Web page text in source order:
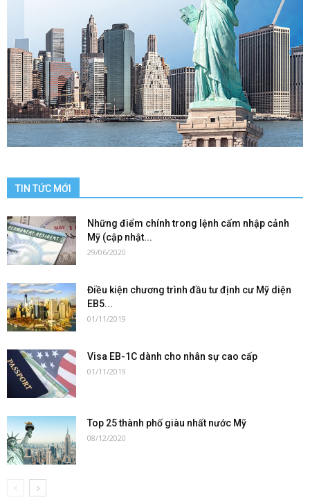
TIN TỨC MỚI
Những điểm chính trong lệnh cấm nhập cảnh
Mỹ (cập nhật...
29/06/2020
Điều kiện chương trình đầu tư định cư Mỹ diện
EB5...
01/11/2019
Visa EB-1C dành cho nhân sự cao cấp
01/11/2019
Top 25 thành phố giàu nhất nước Mỹ
08/12/2020